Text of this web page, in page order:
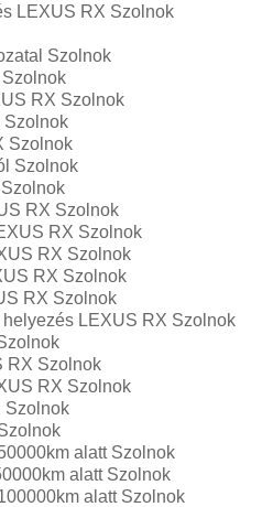
LEXUS RX Szolnok
Szolnok
RX Szolnok
Szolnok
Szolnok
Szolnok
RX Szolnok
RX Szolnok
RX Szolnok
RX Szolnok
RX Szolnok
LEXUS RX Szolnok
RX Szolnok
RX Szolnok
Szolnok
alatt Szolnok
alatt Szolnok
alatt Szolnok